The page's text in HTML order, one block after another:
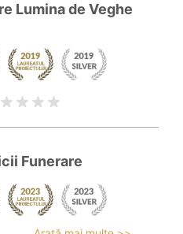
Lumina de Veghe
Funerare